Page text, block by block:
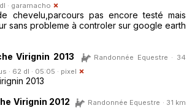
· garamacho
chevelu,parcours pas encore testé mais
sans probleme à controler sur google earth
Virignin 2013
Randonnée Equestre · 34
· 62 dl · 05:05 · pixel
2013
Virignin 2012
Randonnée Equestre · 31 km